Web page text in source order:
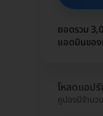
ยอดรวม
แอดมินของ
โหลดแอป
คูปองมีจำนว